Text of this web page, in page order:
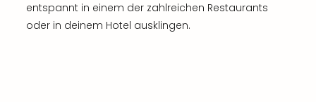
entspannt in einem der zahlreichen Restaurants
oder in deinem Hotel ausklingen.